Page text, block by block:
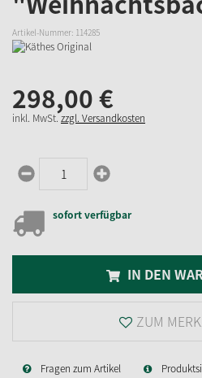
Artikel-Nummer: 114285
298,00€
inkl. MwSt.zzgl. Versandkosten
sofort verfügbar
IN DEN
ZUM
Fragen zum Artikel